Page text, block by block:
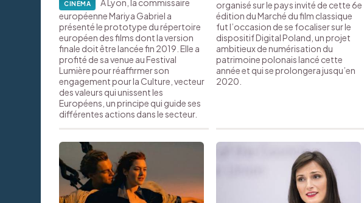
CINÉMA
À Lyon, la commissaire
européenne Mariya Gabriel a
présenté le prototype du répertoire
européen des films dont la version
finale doit être lancée fin 2019. Elle a
profité de sa venue au Festival
Lumière pour réaffirmer son
engagement pour la Culture, vecteur
des valeurs qui unissent les
Européens, un principe qui guide ses
différentes actions dans le secteur.
organisé sur le pays invité de cette 6e
édition du Marché du film classique
fut l’occasion de se focaliser sur le
dispositif Digital Poland, un projet
ambitieux de numérisation du
patrimoine polonais lancé cette
année et qui se prolongera jusqu’en
2020.